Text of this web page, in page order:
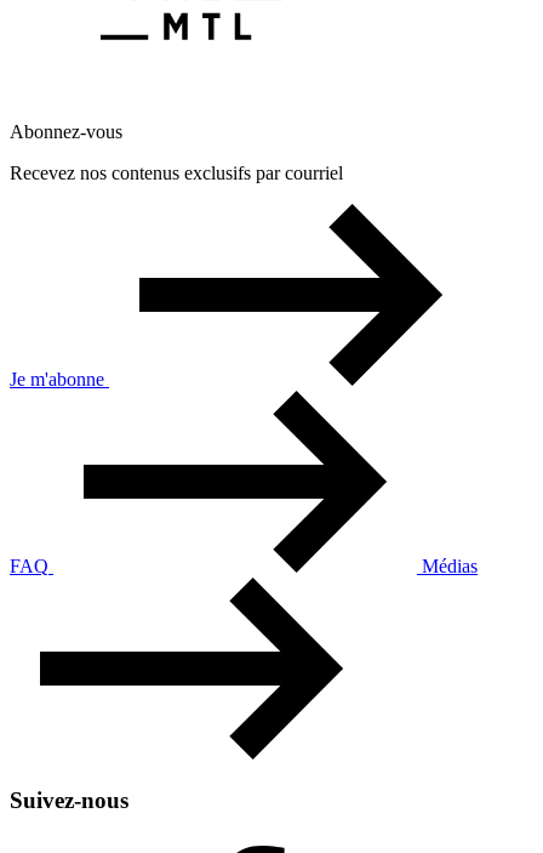
Abonnez-vous
Recevez nos contenus exclusifs par courriel
Je m'abonne
FAQ Médias
Suivez-nous